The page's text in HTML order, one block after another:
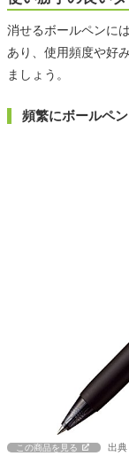
消せるボールペンに
あり、使用頻度や好
ましょう。
頻繁にボールペ
この商品を見る 出典